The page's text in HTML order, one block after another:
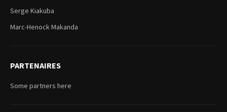
Serge Kiakuba
Marc-Henock Makanda
PARTENAIRES
Some partners here